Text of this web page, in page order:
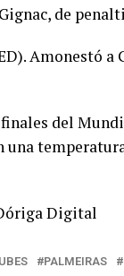
de
Amonestó a
del
una
Digital
PALMEIRAS